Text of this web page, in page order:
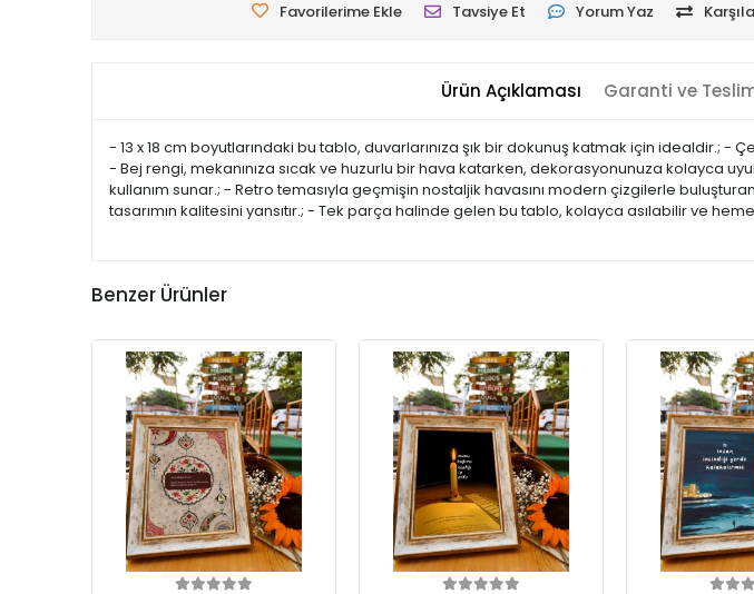
Favorilerime Ekle Tavsiye Et Yorum Yaz
Ürün Açıklaması Garanti ve
- 13 x 18 cm boyutlarındaki bu tablo, duvarlarınıza şık bir dokunuş katmak için idealdir.; -
- Bej rengi, mekanınıza sıcak ve huzurlu bir hava katarken, dekorasyonunuza kolayca
kullanım sunar.; - Retro temasıyla geçmişin nostaljik havasını modern çizgilerle
tasarımın kalitesini yansıtır.; - Tek parça halinde gelen bu tablo, kolayca asılabilir ve
Benzer Ürünler